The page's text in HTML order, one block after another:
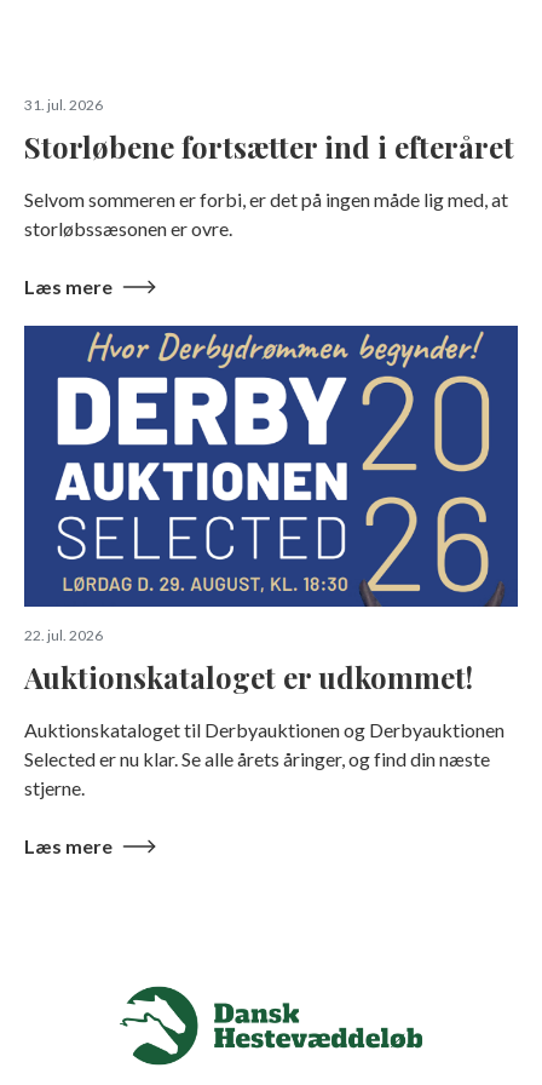
31. jul. 2026
Storløbene fortsætter ind i efteråret
Selvom sommeren er forbi, er det på ingen måde lig med, at
storløbssæsonen er ovre.
Læs mere
22. jul. 2026
Auktionskataloget er udkommet!
Auktionskataloget til Derbyauktionen og Derbyauktionen
Selected er nu klar. Se alle årets åringer, og find din næste
stjerne.
Læs mere